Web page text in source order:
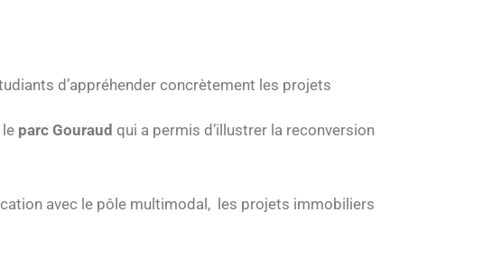
d’appréhender concrètement les projets
parc Gouraud qui a permis d’illustrer la reconversion
avec le pôle multimodal, les projets immobiliers